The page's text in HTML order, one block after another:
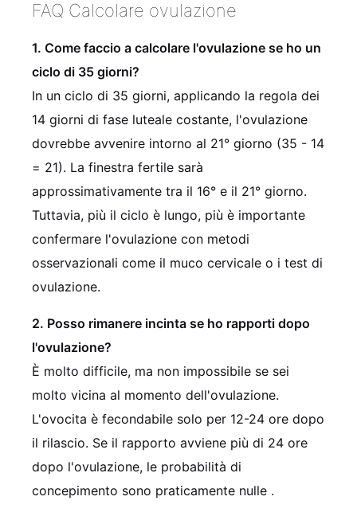
FAQ Calcolare ovulazione
1. Come faccio a calcolare l'ovulazione se ho un
ciclo di 35 giorni?
In un ciclo di 35 giorni, applicando la regola dei
14 giorni di fase luteale costante, l'ovulazione
dovrebbe avvenire intorno al 21° giorno (35 - 14
= 21). La finestra fertile sarà
approssimativamente tra il 16° e il 21° giorno.
Tuttavia, più il ciclo è lungo, più è importante
confermare l'ovulazione con metodi
osservazionali come il muco cervicale o i test di
ovulazione.
2. Posso rimanere incinta se ho rapporti dopo
l'ovulazione?
È molto difficile, ma non impossibile se sei
molto vicina al momento dell'ovulazione.
L'ovocita è fecondabile solo per 12-24 ore dopo
il rilascio. Se il rapporto avviene più di 24 ore
dopo l'ovulazione, le probabilità di
concepimento sono praticamente nulle .